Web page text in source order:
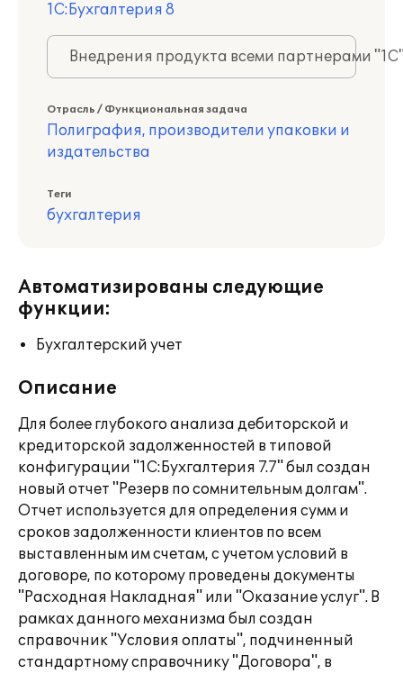
1С:Бухгалтерия 8
Внедрения продукта всеми партнерами
Отрасль / Функциональная задача
Полиграфия, производители упаковки и
издательства
Теги
бухгалтерия
Автоматизированы следующие
функции:
Бухгалтерский учет
Описание
Для более глубокого анализа дебиторской и
кредиторской задолженностей в типовой
конфигурации "1С:Бухгалтерия 7.7" был создан
новый отчет "Резерв по сомнительным долгам".
Отчет используется для определения сумм и
сроков задолженности клиентов по всем
выставленным им счетам, с учетом условий в
договоре, по которому проведены документы
"Расходная Накладная" или "Оказание услуг". В
рамках данного механизма был создан
справочник "Условия оплаты", подчиненный
стандартному справочнику "Договора", в